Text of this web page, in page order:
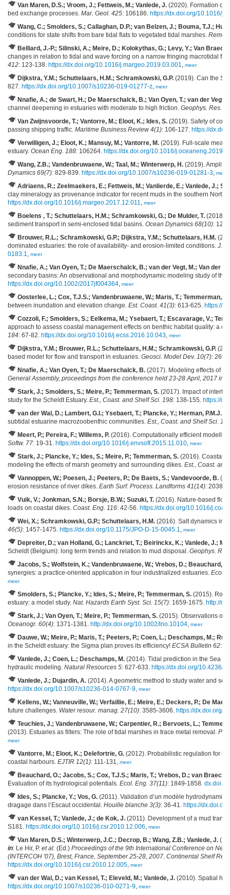
Van Maren, D.S.; Vroom, J.; Fettweis, M.; Vanlede, J. (2020). Formation of
bed exchange processes. Mar. Geol. 425: 106186. https://dx.doi.org/10.1016/
Wang, C.; Smolders, S.; Callaghan, D.P.; van Belzen, J.; Bouma, T.J.; Hu,
conditions for state shifts from bare tidal flats to vegetated tidal marshes.
Belliard, J.-P.; Silinski, A.; Meire, D.; Kolokythas, G.; Levy, Y.; Van
changes in relation to tidal and wave forcing on a narrow fringing macrotidal
412: 123-138. https://dx.doi.org/10.1016/j.margeo.2019.03.001 meer
Dijkstra, Y.M.; Schuttelaars, H.M.; Schramkowski, G.P. (2019). Can the
827. https://dx.doi.org/10.1007/s10236-019-01277-z meer
Nnafie, A.; de Swart, H.; De Maerschalck, B.; Van Oyen, T.; van der Vegt,
channel deepening in estuaries with moderate to high friction. Geophys. Res.
Van Zwijnsvoorde, T.; Vantorre, M.; Eloot, K.; Ides, S. (2019). Safety of
passing shipping traffic. Maritime Business Review 4(1): 106-127. https://
Verwilligen, J.; Eloot, K.; Mansuy, M.; Vantorre, M. (2019). Full-scale
estuary. Ocean Eng. 188: 106264. https://dx.doi.org/10.1016/
Wang, Z.B.; Vandenbruwaene, W.; Taal, M.; Winterwerp, H. (2019).
Dynamics 69(7): 829-839. https://dx.doi.org/10.1007/s10236-019-01281-3 meer
Adriaens, R.; Zeelmaekers, E.; Fettweis, M.; Vanlierde, E.; Vanlede, J.;
clay mineralogy as provenance indicator for recent muds in the southern North
https://dx.doi.org/10.1016/j.margeo.2017.12.011
meer
Boelens , T.; Schuttelaars, H.M.; Schramkowski, G.; De Mulder, T. (2018).
sediment transport in semi-enclosed tidal basins. Ocean Dynamics 68(10):
Brouwer, R.L.; Schramkowski, G.P.; Dijkstra, Y.M.; Schuttelaars, H.M.
dominated estuaries: the role of availability- and erosion-limited conditions. J.
0183.1
meer
Nnafie, A.; Van Oyen, T.; De Maerschalck, B.; van der Vegt, M.; Van der
secondary basins: An observational and morphodynamic modeling study of the
https://dx.doi.org/10.1002/2017jf004364 meer
Oosterlee, L.; Cox, T.J.S.; Vandenbruwaene, W.; Maris, T.; Temmerman,
between inundation and elevation change. Est. Coast. 41(3): 613-625. https://
Cozzoli, F.; Smolders, S.; Eelkema, M.; Ysebaert, T.; Escavarage, V.;
approach to assess coastal management effects on benthic habitat quality: a
184: 67-82. https://dx.doi.org/10.1016/j.ecss.2016.10.043 meer
Dijkstra, Y.M.; Brouwer, R.L.; Schuttelaars, H.M.; Schramkowski, G.P.
based model for flow and transport in estuaries. Geosci. Model Dev. 10(7):
Nnafie, A.; Van Oyen, T.; De Maerschalck, B. (2017). Modeling effects of
General Assembly, proceedings from the conference held 23-28 April, 2017 in
Stark, J.; Smolders, S.; Meire, P.; Temmerman, S. (2017). Impact of
study for the Scheldt Estuary. Est., Coast. and Shelf Sci. 198: 138-155. https://
van der Wal, D.; Lambert, G.I.; Ysebaert, T.; Plancke, Y.; Herman, P.M.J.
subtidal estuarine macrozoobenthic communities. Est., Coast. and Shelf Sci.
Meert, P.; Pereira, F.; Willems, P. (2016). Computationally efficient
Softw. 77: 19-31. https://dx.doi.org/10.1016/j.envsoft.2015.11.010 meer
Stark, J.; Plancke, Y.; Ides, S.; Meire, P.; Temmerman, S. (2016). Coastal
modeling the effects of marsh geometry and surrounding dikes. Est., Coast.
Vannoppen, W.; Poesen, J.; Peeters, P.; De Baets, S.; Vandevoorde, B.
erosion resistance of river dikes. Earth Surf. Process. Landforms 41(14): 2038-
Vuik, V.; Jonkman, S.N.; Borsje, B.W.; Suzuki, T. (2016). Nature-based
loads on coastal dikes. Coast. Eng. 116: 42-56. https://dx.doi.org/10.1016/
Wei, X.; Schramkowski, G.P.; Schuttelaars, H.M. (2016). Salt dynamics in
46(5): 1457-1475. https://dx.doi.org/10.1175/JPO-D-15-0045.1 meer
Depreiter, D.; van Holland, G.; Lanckriet, T.; Beirinckx, K.; Vanlede, J.;
Scheldt (Belgium): long term trends and relation to mud disposal. Geophys.
Jacobs, S.; Wolfstein, K.; Vandenbruwaene, W.; Vrebos, D.; Beauchard,
synergies: a practice-oriented application in four industrialized estuaries.
meer
Smolders, S.; Plancke, Y.; Ides, S.; Meire, P.; Temmerman, S. (2015). Role
estuary: a model study. Nat. Hazards Earth Syst. Sci. 15(7): 1659-1675. http://
Stark, J.; Van Oyen, T.; Meire, P.; Temmerman, S. (2015). Observations of
Oceanogr. 60(4): 1371-1381. http://dx.doi.org/10.1002/lno.10104 meer
Dauwe, W.; Meire, P.; Maris, T.; Peeters, P.; Coen, L.; Deschamps, M.;
in the Scheldt estuary: the Sigma plan proves its efficiency! ECSA Bulletin 62:
Vanlede, J.; Coen, L.; Deschamps, M. (2014). Tidal prediction in the Sea
hydraulic modeling. Natural Resources 5: 627-633. https://dx.doi.org/10.4236/
Vanlede, J.; Dujardin, A. (2014). A geometric method to study water and
https://dx.doi.org/10.1007/s10236-014-0767-9 meer
Kellens, W.; Vanneuville, W.; Verfaillie, E.; Meire, E.; Deckers, P.; De
future challenges. Water resour. manag. 27(10): 3585-3606. https://dx.doi.org/
Teuchies, J.; Vandenbruwaene, W.; Carpentier, R.; Bervoets, L.;
(2013). Estuaries as filters: The role of tidal marshes in trace metal removal.
meer
Vantorre, M.; Eloot, K.; Delefortrie, G. (2012). Probabilistic regulation for
coastal harbours. EJTIR 12(1): 111-131, meer
Beauchard, O.; Jacobs, S.; Cox, T.J.S.; Maris, T.; Vrebos, D.; van
Evaluation of its hydrological potentials. Ecol. Eng. 37(11): 1849-1858.
Ides, S.; Plancke, Y.; Vos, G. (2011). Validation d’un modèle
dragage dans l’Escaut occidental. Houille blanche 3(3): 36-41. https://
van Kessel, T.; Vanlede, J.; de Kok, J. (2011). Development of a mud
S181. https://dx.doi.org/10.1016/j.csr.2010.12.006 meer
Van Maren, D.S.; Winterwerp, J.C.; Decrop, B.; Wang, Z.B.; Vanlede, J.
in: Le Hir, P. et al. (Ed.) Proceedings of the 9th International Conference on
(INTERCOH '07), Brest, France, September 25-28, 2007. Continental Shelf
https://dx.doi.org/10.1016/j.csr.2010.12.005 meer
van der Wal, D.; van Kessel, T.; Eleveld, M.; Vanlede, J. (2010). Spatial
https://dx.doi.org/10.1007/s10236-010-0271-9 meer